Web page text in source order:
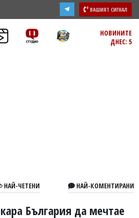
ВАШИЯТ СИГНАЛ
НОВИНИТЕ
ДНЕС: 5
НАЙ-ЧЕТЕНИ НАЙ-КОМЕНТИРАНИ
България да мечтае